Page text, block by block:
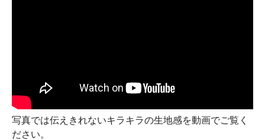
写真では伝えきれないキラキラの生地感を動画でご覧く
ださい。